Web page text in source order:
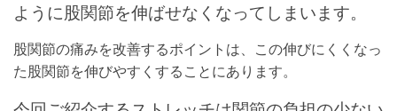
ように股関節を伸ばせなくなってしまいます。
股関節の痛みを改善するポイントは、この伸びにくくなっ
た股関節を伸びやすくすることにあります。